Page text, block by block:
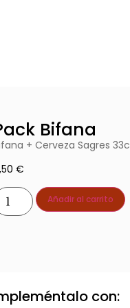
Bifana
+ Cerveza Sagres
€
Añadir al carrito
con: